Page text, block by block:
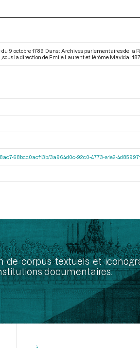
9 octobre 1789. Dans : Archives parlementaires de
, sous la direction de Emile Laurent et Jérôme Mavidal.
8ac7-68bcc0acf13b/3a964d0c-92c0-4773-a1e2-
de corpus textuels et
documentaires.